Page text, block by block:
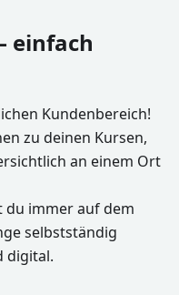
einfach
Kundenbereich!
zu deinen Kursen,
an einem Ort
du immer auf dem
selbstständig
digital.